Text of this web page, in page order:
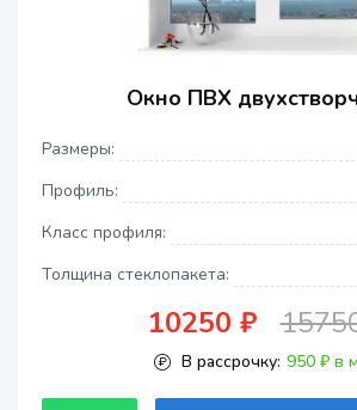
Окно ПВХ
Размеры:
Профиль:
Класс профиля:
Толщина стеклопакета:
10250 ₽
В рассрочку: 950 ₽ в